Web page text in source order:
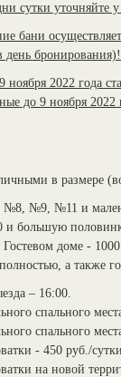
сутки уточняйте
бани
день бронирования)!
2022 года
до 9 ноября
в размере
№9, №11 и
большую
доме -
а также
– 16:00.
спального
спального
- 450 руб./
на новой